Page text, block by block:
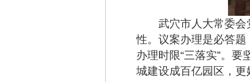
武穴市人大常委会党
性。议案办理是必答题
办理时限“三落实”。
城建设成百亿园区，更